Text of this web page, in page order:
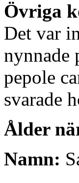
Övriga
Det var
nynnade
pepole
svarade
Ålder
Namn: